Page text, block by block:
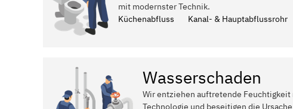
mit modernster Technik.
Küchenabfluss
Kanal- & Hauptabflussrohr
Wasserschaden
Wir entziehen auftretende
Technologie und beseitigen die